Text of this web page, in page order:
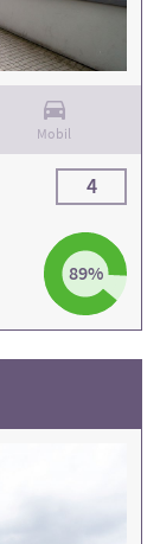
Mobil
89%
4